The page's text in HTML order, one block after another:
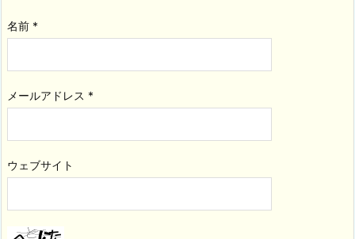
名前 *
メールアドレス *
ウェブサイト